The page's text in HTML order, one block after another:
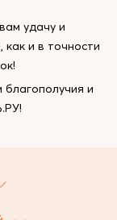
удачу и
и в точности
и